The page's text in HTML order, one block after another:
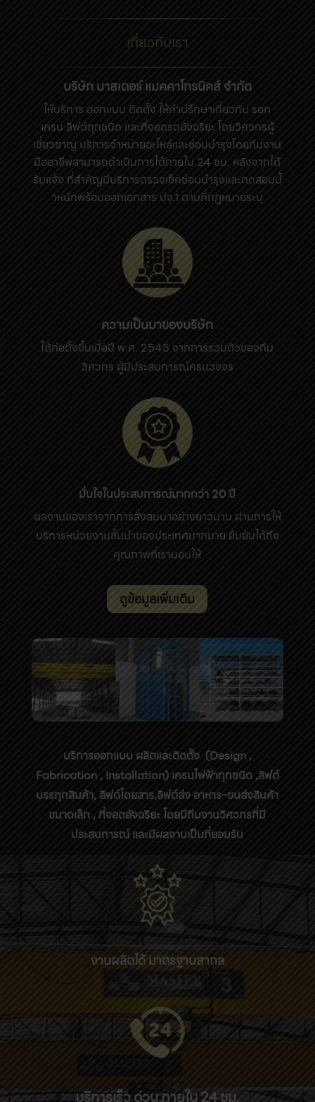
เกี่ยวกับเรา
บริษัท มาสเตอร์ แมคคาโทรนิคส์ จำกัด
ให้บริการ ออกแบบ ติดตั้ง ให้คําปรึกษาเกี่ยวกับ รอก
เครน ลิฟต์ทุกชนิด และที่จอดรถอัจฉริยะ โดยวิศวกรผู้
เชี่ยวชาญ บริการจําหน่ายอะไหล่และซ่อมบํารุงโดยทีมงาน
มืออาชีพสามารถดําเนินการได้ภายใน 24 ชม. หลังจากได้
รับแจ้ง ที่สําคัญมีบริการตรวจเช็คซ่อมบํารุงและทดสอบนํ้
าหนักพร้อมออกเอกสาร ปจ.1 ตามที่กฏหมายระบุ
ความเป็นมาของบริษัท
ได้ก่อตั้งขึ้นเมื่อปี พ.ศ. 2545 จากการรวมตัวของทีม
วิศวกร ผู้มีประสบการณ์ครบวงจร
มั่นใจในประสบการณ์มากกว่า 20 ปี
ผลงานของเราจากการสั่งสมมาอย่างยาวนาน ผ่านการให้
บริการหน่วยงานชั้นนำของประเทศมากมาย ยืนยันได้ถึง
คุณภาพที่เรามอบให้
ดูข้อมูลเพิ่มเติม
บริการออกแบบ ผลิตและติดตั้ง(Design ,
Fabrication , Installation) เครนไฟฟ้าทุกชนิด ,ลิฟต์
บรรทุกสินค้า, ลิฟต์โดยสาร,ลิฟต์ส่ง อาหาร–ขนส่งสินค้า
ขนาดเล็ก , ที่จอดอัจฉริยะ โดยมีทีมงานวิศวกรที่มี
ประสบการณ์ และมีผลงานเป็นที่ยอมรับ
งานผลิตได้ มาตรฐานสากล
บริการเร็ว ด่วน ภายใน 24 ชม.